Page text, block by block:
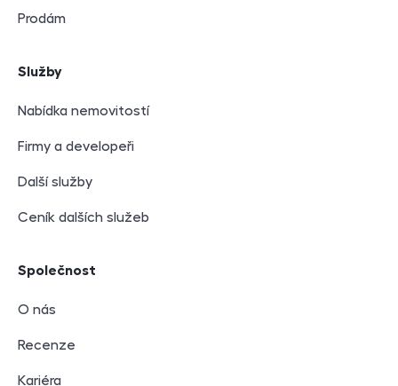
Prodám
Služby
Nabídka nemovitostí
Firmy a developeři
Další služby
Ceník dalších služeb
Společnost
O nás
Recenze
Kariéra